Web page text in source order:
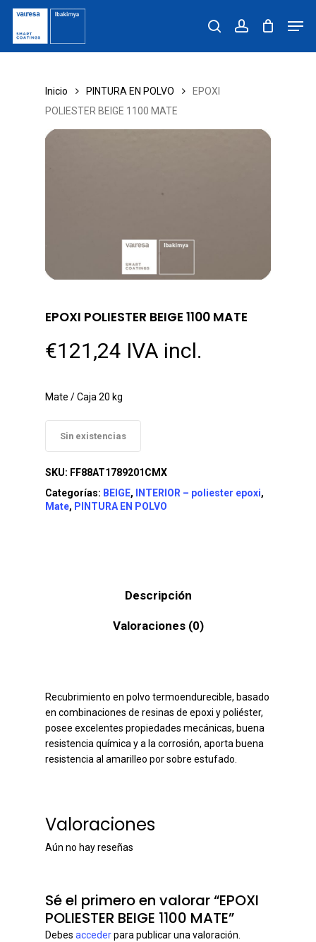
Skip
main
content
searchaccount
Inicio PINTURA EN POLVO
EPOXI
POLIESTER BEIGE 1100 MATE
EPOXI POLIESTER BEIGE 1100 MATE
€121,24 IVA incl.
Mate / Caja 20 kg
Sin existencias
SKU: FF88AT1789201CMX
Categorías: BEIGE, INTERIOR – poliester epoxi,
Mate, PINTURA EN POLVO
Descripción
Valoraciones (0)
Recubrimiento en polvo termoendurecible, basado
en combinaciones de resinas de epoxi y poliéster,
posee excelentes propiedades mecánicas, buena
resistencia química y a la corrosión, aporta buena
resistencia al amarilleo por sobre estufado.
Valoraciones
Aún no hay reseñas
Sé el primero en valorar “EPOXI
POLIESTER BEIGE 1100 MATE”
Debes accederpara publicar una valoración.